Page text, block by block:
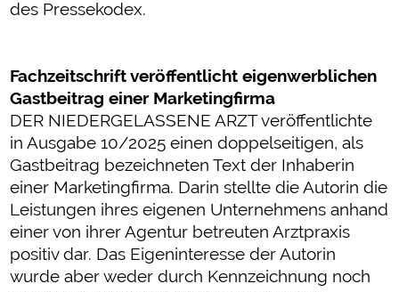
des Pressekodex.
Fachzeitschrift veröffentlicht eigenwerblichen
Gastbeitrag einer Marketingfirma
DER NIEDERGELASSENE ARZT veröffentlichte
in Ausgabe 10/2025 einen doppelseitigen, als
Gastbeitrag bezeichneten Text der Inhaberin
einer Marketingfirma. Darin stellte die Autorin die
Leistungen ihres eigenen Unternehmens anhand
einer von ihrer Agentur betreuten Arztpraxis
positiv dar. Das Eigeninteresse der Autorin
wurde aber weder durch Kennzeichnung noch